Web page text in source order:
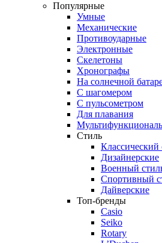
Популярные
Умные
Механические
Противоударные
Электронные
Скелетоны
Хронографы
На солнечной
С шагомером
С пульсометром
Для плавания
Стиль
Классический
Дизайнерские
Военный
Спортивный
Дайверские
Топ-бренды
Casio
Seiko
Rotary